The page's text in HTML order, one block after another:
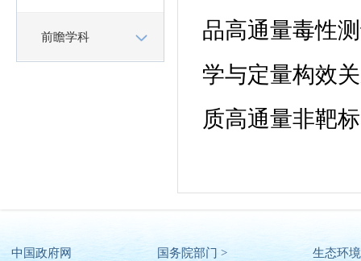
团
前瞻学科
品高通量毒性
学与定量构效
质高通量非靶
中国政府网 国务院部门 > 生态环